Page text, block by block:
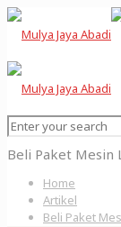
Beli Paket Mesin
Home
Artikel
Beli Paket